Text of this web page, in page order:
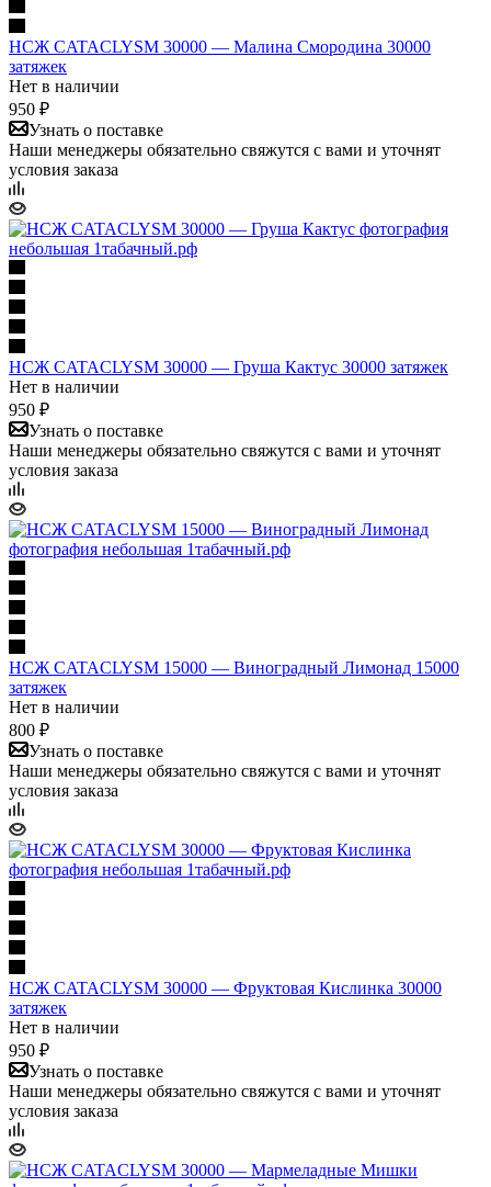
НСЖ CATACLYSM 30000 — Малина Смородина 30000
затяжек
Нет в наличии
950 ₽
Узнать о поставке
Наши менеджеры обязательно свяжутся с вами и уточнят
условия заказа
НСЖ CATACLYSM 30000 — Груша Кактус 30000 затяжек
Нет в наличии
950 ₽
Узнать о поставке
Наши менеджеры обязательно свяжутся с вами и уточнят
условия заказа
НСЖ CATACLYSM 15000 — Виноградный Лимонад 15000
затяжек
Нет в наличии
800 ₽
Узнать о поставке
Наши менеджеры обязательно свяжутся с вами и уточнят
условия заказа
НСЖ CATACLYSM 30000 — Фруктовая Кислинка 30000
затяжек
Нет в наличии
950 ₽
Узнать о поставке
Наши менеджеры обязательно свяжутся с вами и уточнят
условия заказа